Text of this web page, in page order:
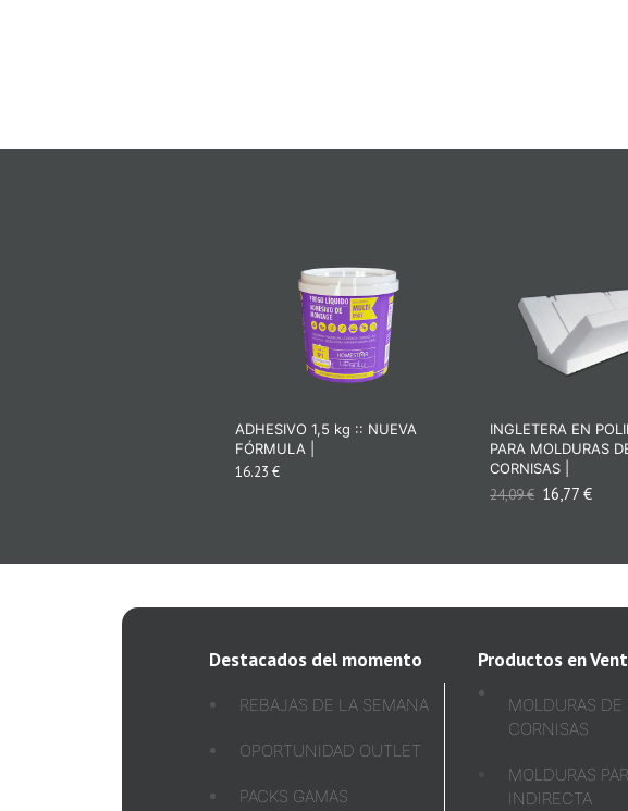
ADHESIVO 1,5 kg :: NUEVA
FÓRMULA |
16.23 €
INGLETERA EN
PARA MOLDURAS
CORNISAS |
24,09€ 16,77 €
Destacados del momento
REBAJAS DE LA SEMANA
OPORTUNIDAD OUTLET
PACKS GAMAS
Productos en
MOLDURAS DE
CORNISAS
MOLDURAS
INDIRECTA